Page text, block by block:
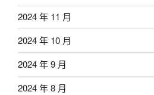
2024 年 11 月
2024 年 10 月
2024 年 9 月
2024 年 8 月